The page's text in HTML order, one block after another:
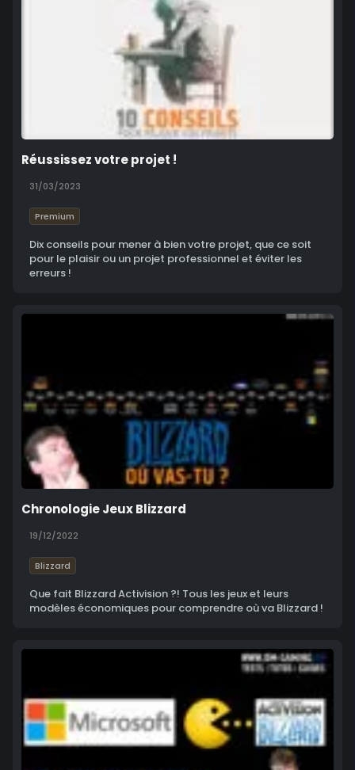
Réussissez votre projet !
31/03/2023
Premium
Dix conseils pour mener à bien votre projet, que ce soit
pour le plaisir ou un projet professionnel et éviter les
erreurs !
Chronologie Jeux Blizzard
19/12/2022
Blizzard
Que fait Blizzard Activision ?! Tous les jeux et leurs
modèles économiques pour comprendre où va Blizzard !